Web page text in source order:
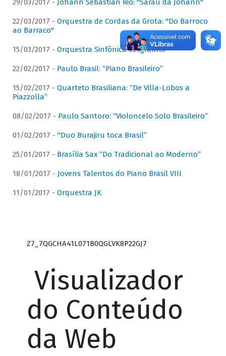
29/03/2017 - Johann Sebastian Rio: "Sarau da Johann"
22/03/2017 - Orquestra de Cordas da Grota: "Do Barroco
ao Barraco"
15/03/2017 - Orquestra Sinfônica Cesgranrio
22/02/2017 - Paulo Brasil: “Piano Brasileiro”
15/02/2017 - Quarteto Brasiliana: “De Villa-Lobos a
Piazzolla”
08/02/2017 - Paulo Santoro: “Violoncelo Solo Brasileiro”
01/02/2017 - "Duo Burajiru toca Brasil”
25/01/2017 - Brasília Sax “Do Tradicional ao Moderno”
18/01/2017 - Jovens Talentos do Piano Brasil VIII
11/01/2017 - Orquestra JK
Z7_7QGCHA41L071B0QGLVK8P22GJ7
Visualizador
do Conteúdo
da Web